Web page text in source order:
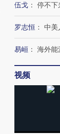
伍戈 ： 停不下
罗志恒 ： 中美
易峘 ： 海外能
视频